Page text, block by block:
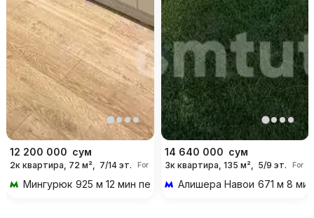
12 200 000 сум
2к квартира, 72 м², 7/14 эт. For days
Мингурюк 925 м 12 мин пешком
14 640 000 сум
3к квартира, 135 м², 5/9 эт. For
Алишера Навои 671 м 8